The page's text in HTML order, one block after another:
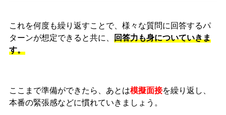
これを何度も繰り返すことで、様々な質問に回答するパ
ターンが想定できると共に、 回答力も身についていきま
す。
ここまで準備ができたら、あとは模擬面接を繰り返し、
本番の緊張感などに慣れていきましょう。